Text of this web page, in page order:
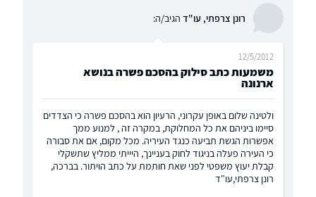
רונן צרפתי, עו"ד הגיב/ה:
משמעות כתב סילוק בהסכם פשרה בנושא
ארנונה
12/5/2012
ולטינה שלום באופן עקרוני, הרעיון הוא בהסכם פשרה כי הצדדים
סיימו ביניהם את כל המחלוקת, במקרה זה , למנוע ממך
אפשרות הגשת תביעה כנגד העיריה. מכל מקום, אם את סבורה
כי העירה פעלה בניגוד לחוק בעניינך, היייתי ממליץ שתשקלי
קבלת יעוץ משפטי לפני שאת חותמת על כתב הויתור. בברכה,
רונן צרפתי,עו"ד